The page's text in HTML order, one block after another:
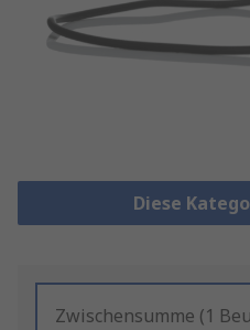
Diese
Zwischensumme (1